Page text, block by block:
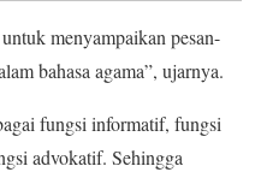
menyampaikan pesan-
bahasa agama”, ujarnya.
fungsi informatif, fungsi
advokatif. Sehingga